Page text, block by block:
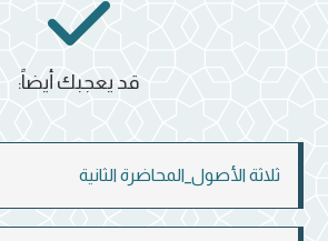
ثلاثة الأصول_المحاضرة الثانية
قد يعجبك أيضاً: